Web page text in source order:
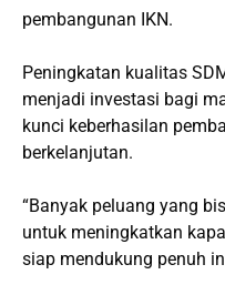
pembangunan IKN.
Peningkatan kualitas
menjadi investasi bagi
kunci keberhasilan
berkelanjutan.
“Banyak peluang yang
untuk meningkatkan
siap mendukung penuh